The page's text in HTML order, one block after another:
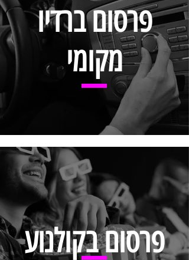
פרסום ברדיו
מקומי
פרסום בקולנוע